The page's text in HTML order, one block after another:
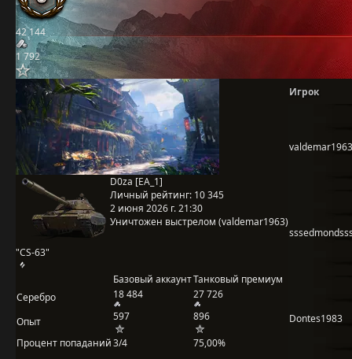
42 144
1 792
"CS-63"
D0za [EA_1]
Личный рейтинг: 10 345
2 июня 2026 г. 21:30
Уничтожен выстрелом (valdemar1963)
Базовый аккаунтТанковый премиум
Серебро
18 484 27 726
Опыт 597
896
Процент попаданий3/4 75,00%
Игрок
valdemar1963
Dontes1983